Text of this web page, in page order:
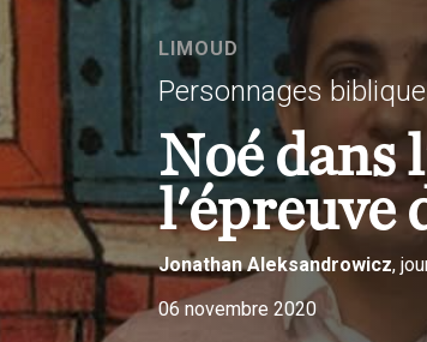
LIMOUD
Personnages
Noé dans
l'épreuve
Jonathan Aleksandrowicz,
06 novembre 2020